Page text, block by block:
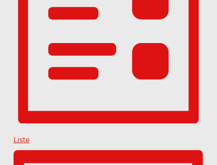
Liste